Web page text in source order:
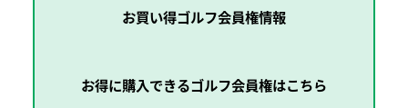
お買い得ゴルフ会員権情報
お得に購入できるゴルフ会員権はこちら